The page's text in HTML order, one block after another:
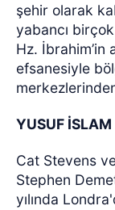
şehir olarak
yabancı birçok
Hz. İbrahim’in
efsanesiyle
YUSUF İSLAM
Cat Stevens
Stephen
yılında